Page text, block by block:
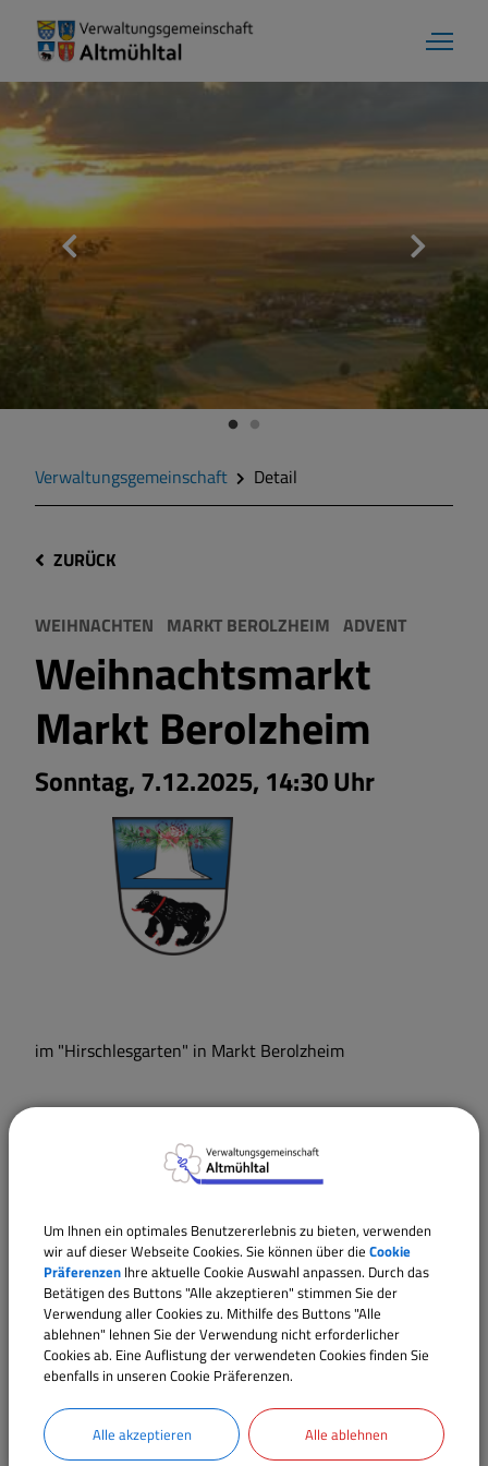
Verwaltungsgemeinschaft Detail
ZURÜCK
WEIHNACHTEN MARKT BEROLZHEIM ADVENT
Weihnachtsmarkt
Markt Berolzheim
Sonntag, 7.12.2025, 14:30 Uhr
im "Hirschlesgarten" in Markt Berolzheim
Um Ihnen ein optimales Benutzererlebnis zu bieten, verwenden
wir auf dieser Webseite Cookies. Sie können über die Cookie
Präferenzen Ihre aktuelle Cookie Auswahl anpassen. Durch das
Betätigen des Buttons "Alle akzeptieren" stimmen Sie der
Verwendung aller Cookies zu. Mithilfe des Buttons "Alle
ablehnen" lehnen Sie der Verwendung nicht erforderlicher
Cookies ab. Eine Auflistung der verwendeten Cookies finden Sie
ebenfalls in unseren Cookie Präferenzen.
Alle akzeptieren Alle ablehnen